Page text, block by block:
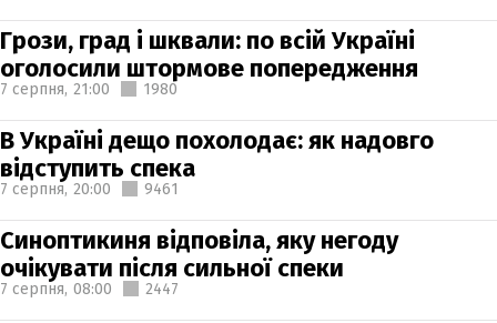
Грози, град і шквали: по всій Україні
оголосили штормове попередження
7 серпня, 21:00 1980
В Україні дещо похолодає: як надовго
відступить спека
7 серпня, 20:00 9461
Синоптикиня відповіла, яку негоду
очікувати після сильної спеки
7 серпня, 08:00 2447